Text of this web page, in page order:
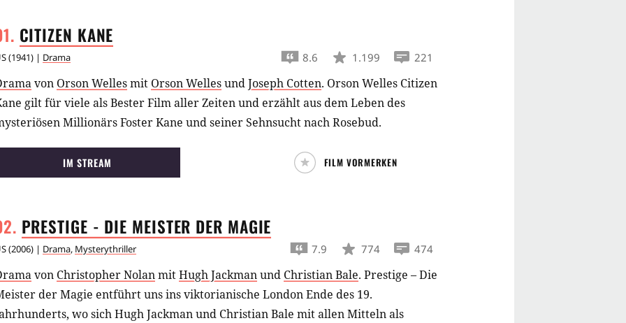
CITIZEN KANE
(1941) | Drama 8.6 1.199 221
von Orson Wellesmit Orson WellesundJoseph Cotten. Orson Welles Citizen
gilt für viele als Bester Film aller Zeiten und erzählt aus dem Leben des
Millionärs Foster Kane und seiner Sehnsucht nach Rosebud.
IM STREAM FILM VORMERKEN
PRESTIGE - DIE MEISTER DER MAGIE
(2006) | Drama, Mysterythriller 7.9 774 474
von Christopher NolanmitHugh Jackmanund Christian Bale. Prestige – Die
der Magie entführt uns ins viktorianische London Ende des 19.
wo sich Hugh Jackman und Christian Bale mit allen Mitteln als